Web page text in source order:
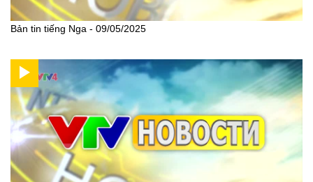
Bản tin tiếng Nga - 09/05/2025